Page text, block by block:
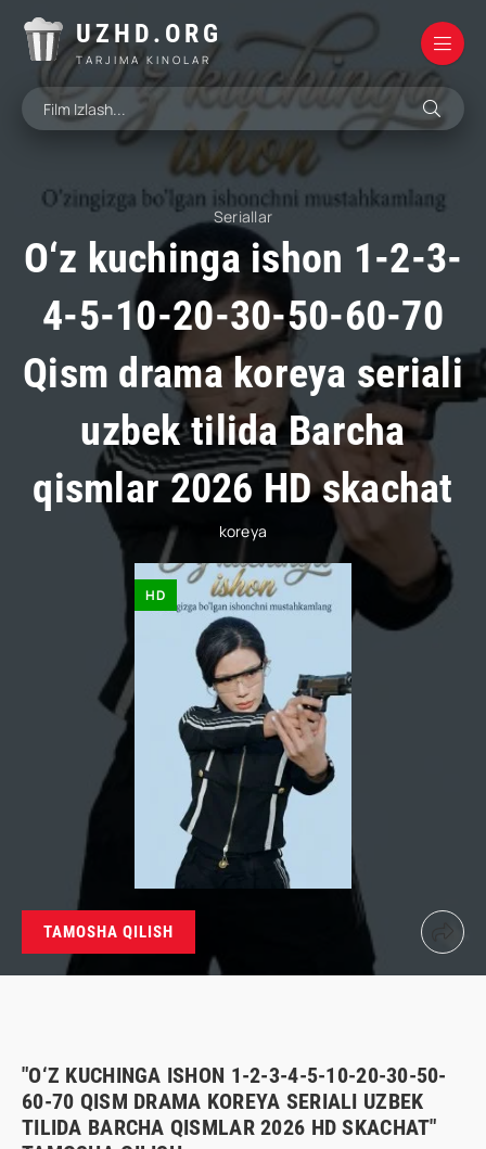
UZHD.ORG
TARJIMA KINOLAR
Seriallar
O‘z kuchinga ishon 1-2-3-
4-5-10-20-30-50-60-70
Qism drama koreya seriali
uzbek tilida Barcha
qismlar 2026 HD skachat
koreya
HD
TAMOSHA QILISH
"O‘Z KUCHINGA ISHON 1-2-3-4-5-10-20-30-50-
60-70 QISM DRAMA KOREYA SERIALI UZBEK
TILIDA BARCHA QISMLAR 2026 HD SKACHAT"